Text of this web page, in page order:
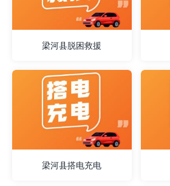
梁河县脱困救援
梁河县搭电充电